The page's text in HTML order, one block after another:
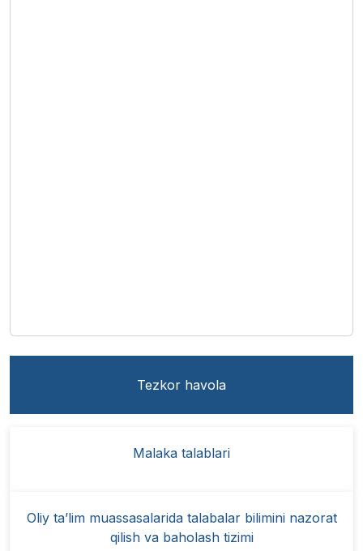
Tezkor havola
Malaka talablari
Oliy ta’lim muassasalarida talabalar bilimini nazorat
qilish va baholash tizimi